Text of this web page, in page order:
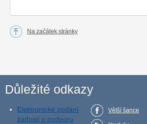
Na začátek stránky
Důležité odkazy
Elektronické podání
žádosti o podporu
Větší šance